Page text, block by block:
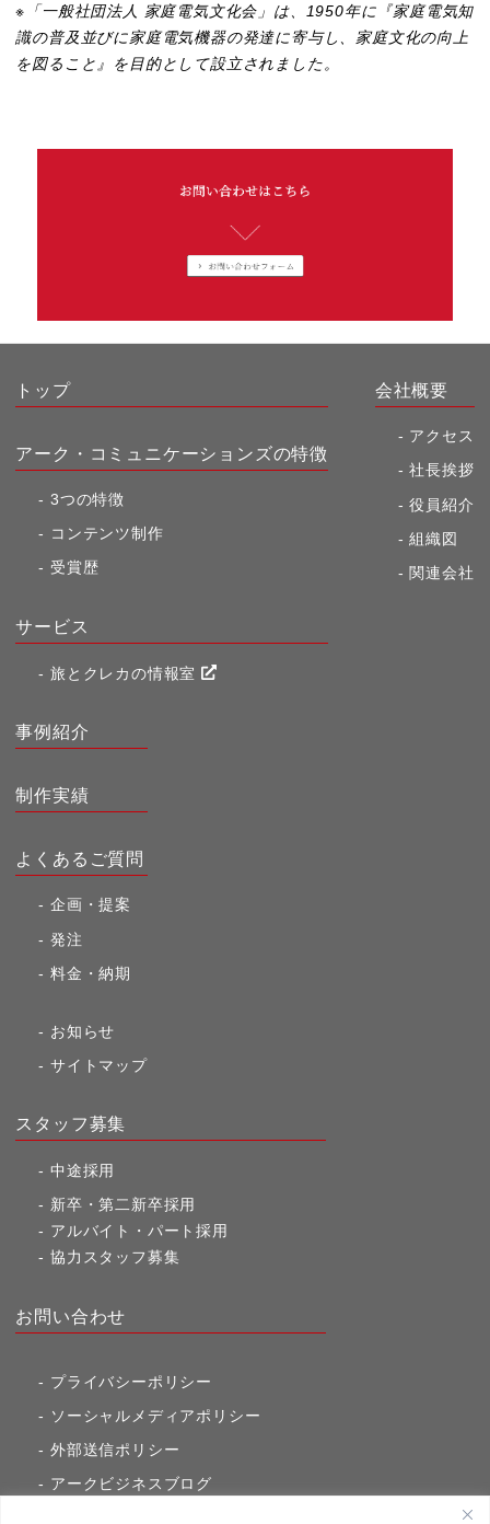
※「一般社団法人 家庭電気文化会」は、1950年に『家庭電気知
識の普及並びに家庭電気機器の発達に寄与し、家庭文化の向上
を図ること』を目的として設立されました。
トップ
アーク・コミュニケーションズの特徴
3つの特徴
コンテンツ制作
受賞歴
サービス
旅とクレカの情報室
会社概要
アクセス
社長挨拶
役員紹介
組織図
関連会社
事例紹介
制作実績
よくあるご質問
企画・提案
発注
料金・納期
お知らせ
サイトマップ
スタッフ募集
中途採用
新卒・第二新卒採用
アルバイト・パート採用
協力スタッフ募集
お問い合わせ
プライバシーポリシー
ソーシャルメディアポリシー
外部送信ポリシー
アークビジネスブログ